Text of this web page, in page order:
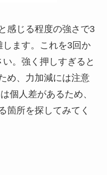
感じる程度の強さで3
ます。これを3回か
。強く押しすぎると
め、力加減には注意
個人差があるため、
箇所を探してみてく